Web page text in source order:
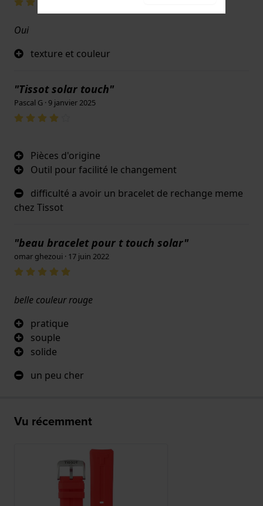
Oui
texture et couleur
"Tissot solar touch"
Pascal G · 9 janvier 2025
Pièces d'origine
Outil pour facilité le changement
difficulté a avoir un bracelet de rechange meme
chez Tissot
"beau bracelet pour t touch solar"
omar ghezoui · 17 juin 2022
belle couleur rouge
pratique
souple
solide
un peu cher
Vu récemment